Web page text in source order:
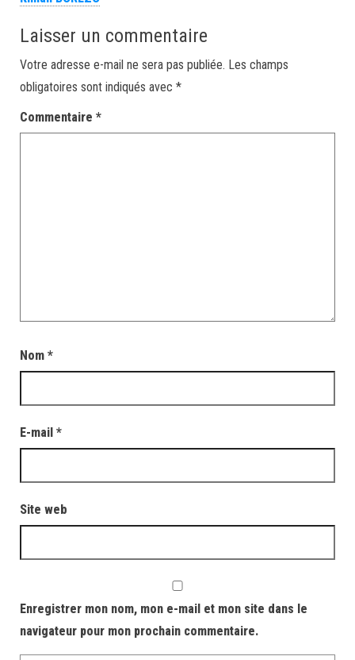
Laisser un commentaire
Votre adresse e-mail ne sera pas publiée. Les champs
obligatoires sont indiqués avec *
Commentaire *
Nom *
E-mail *
Site web
Enregistrer mon nom, mon e-mail et mon site dans le
navigateur pour mon prochain commentaire.